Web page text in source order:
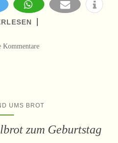
Kommentare
UMS BROT
zum Geburtstag